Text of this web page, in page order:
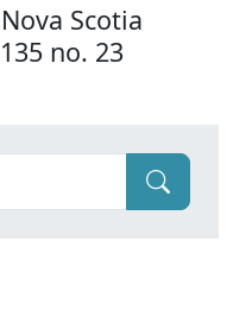
Scotia
no. 23